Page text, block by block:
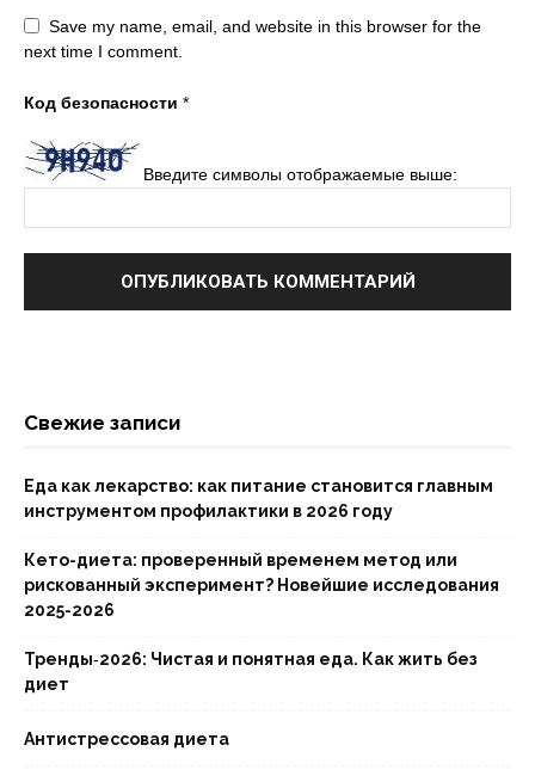
Save my name, email, and website in this browser for the
next time I comment.
Код безопасности *
Введите символы отображаемые выше:
Свежие записи
Еда как лекарство: как питание становится главным
инструментом профилактики в 2026 году
Кето-диета: проверенный временем метод или
рискованный эксперимент? Новейшие исследования
2025-2026
Тренды‑2026: Чистая и понятная еда. Как жить без
диет
Антистрессовая диета